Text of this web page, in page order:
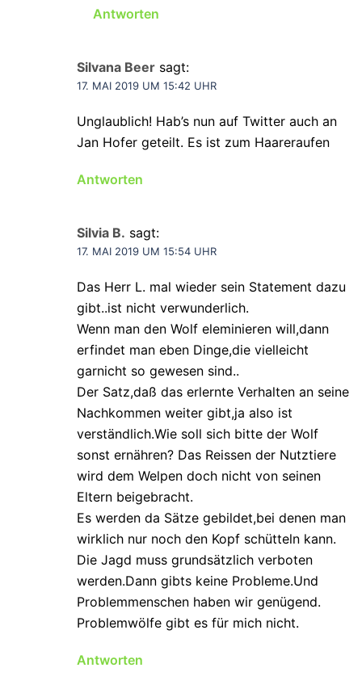
Antworten
Silvana Beer sagt:
17. MAI 2019 UM 15:42 UHR
Unglaublich! Hab’s nun auf Twitter auch an
Jan Hofer geteilt. Es ist zum Haareraufen
Antworten
Silvia B. sagt:
17. MAI 2019 UM 15:54 UHR
Das Herr L. mal wieder sein Statement dazu
gibt..ist nicht verwunderlich.
Wenn man den Wolf eleminieren will,dann
erfindet man eben Dinge,die vielleicht
garnicht so gewesen sind..
Der Satz,daß das erlernte Verhalten an seine
Nachkommen weiter gibt,ja also ist
verständlich.Wie soll sich bitte der Wolf
sonst ernähren? Das Reissen der Nutztiere
wird dem Welpen doch nicht von seinen
Eltern beigebracht.
Es werden da Sätze gebildet,bei denen man
wirklich nur noch den Kopf schütteln kann.
Die Jagd muss grundsätzlich verboten
werden.Dann gibts keine Probleme.Und
Problemmenschen haben wir genügend.
Problemwölfe gibt es für mich nicht.
Antworten